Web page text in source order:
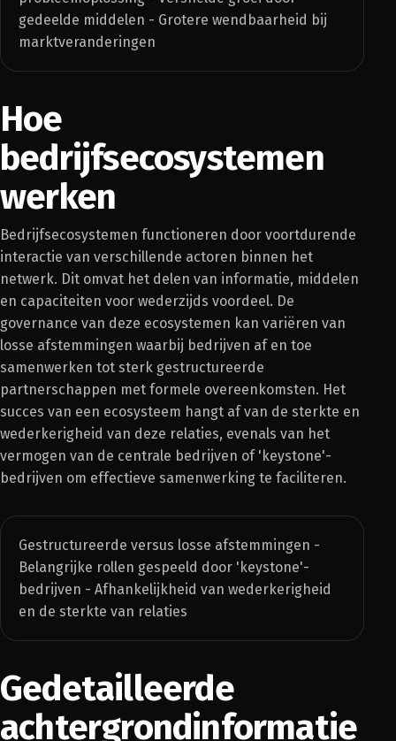
gedeelde middelen - Grotere wendbaarheid bij
marktveranderingen
Hoe
bedrijfsecosystemen
werken
Bedrijfsecosystemen functioneren door voortdurende
interactie van verschillende actoren binnen het
netwerk. Dit omvat het delen van informatie, middelen
en capaciteiten voor wederzijds voordeel. De
governance van deze ecosystemen kan variëren van
losse afstemmingen waarbij bedrijven af en toe
samenwerken tot sterk gestructureerde
partnerschappen met formele overeenkomsten. Het
succes van een ecosysteem hangt af van de sterkte en
wederkerigheid van deze relaties, evenals van het
vermogen van de centrale bedrijven of 'keystone'-
bedrijven om effectieve samenwerking te faciliteren.
Gestructureerde versus losse afstemmingen -
Belangrijke rollen gespeeld door 'keystone'-
bedrijven - Afhankelijkheid van wederkerigheid
en de sterkte van relaties
Gedetailleerde
achtergrondinformatie